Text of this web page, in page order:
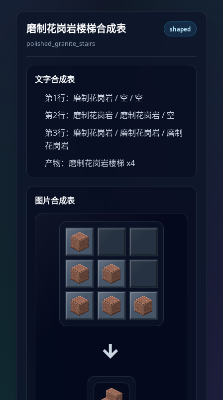
磨制花岗岩楼梯合成表
polished_granite_stairs
shaped
文字合成表
第1行：磨制花岗岩 / 空 / 空
第2行：磨制花岗岩 / 磨制花岗岩 / 空
第3行：磨制花岗岩 / 磨制花岗岩 / 磨制
花岗岩
产物：磨制花岗岩楼梯 x4
图片合成表
→